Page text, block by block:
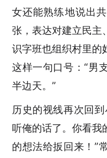
女还能熟练地说出
张，表达对建立民主
识字班也组织村里的
这样一句口号：“男
半边天。”
历史的视线再次回
听俺的话了。你看我
的想法给扳回来！”